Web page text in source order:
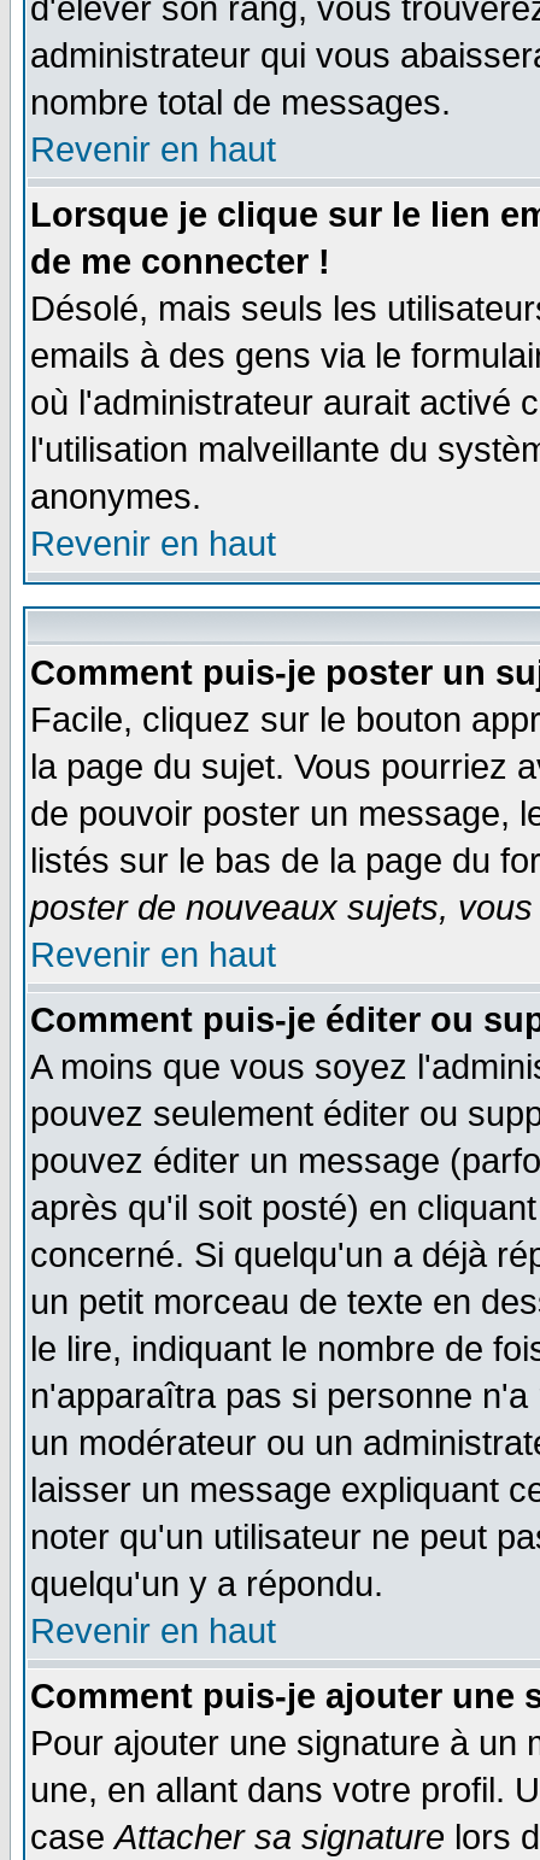
d'élever son rang, vous
administrateur qui vous
nombre total de messages.
Revenir en haut
Lorsque je clique sur le lien
de me connecter !
Désolé, mais seuls les
emails à des gens via le
où l'administrateur aurait activé
l'utilisation malveillante du
anonymes.
Revenir en haut
Comment puis-je poster un
Facile, cliquez sur le bouton
la page du sujet. Vous pourriez
de pouvoir poster un message,
listés sur le bas de la page du
poster de nouveaux sujets,
Revenir en haut
Comment puis-je éditer ou
A moins que vous soyez
pouvez seulement éditer ou
pouvez éditer un message
après qu'il soit posté) en
concerné. Si quelqu'un a déjà
un petit morceau de texte en
le lire, indiquant le nombre de
n'apparaîtra pas si personne
un modérateur ou un
laisser un message expliquant
noter qu'un utilisateur ne peut
quelqu'un y a répondu.
Revenir en haut
Comment puis-je ajouter une
Pour ajouter une signature à un
une, en allant dans votre profil.
caseAttacher sa signature lors